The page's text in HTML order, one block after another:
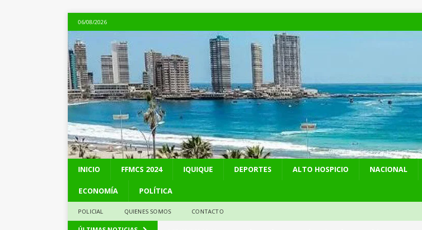
06/08/2026
INICIO FFMCS 2024 IQUIQUE DEPORTES ALTO HOSPICIO NACIONAL
ECONOMÍA POLÍTICA
POLICIAL QUIENES SOMOS CONTACTO